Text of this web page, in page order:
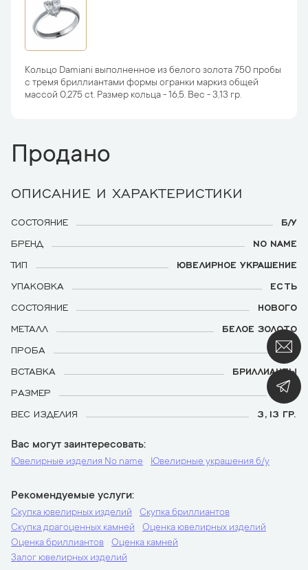
Кольцо Damiani выполненное из белого золота 750 пробы
с тремя бриллиантами формы огранки маркиз общей
массой 0,275 ct. Размер кольца - 16,5. Вес - 3,13 гр.
Продано
ОПИСАНИЕ И ХАРАКТЕРИСТИКИ
СОСТОЯНИЕ
Б/У
БРЕНД
NO NAME
ТИП
ЮВЕЛИРНОЕ УКРАШЕНИЕ
УПАКОВКА
ЕСТЬ
СОСТОЯНИЕ
НОВОГО
МЕТАЛЛ
БЕЛОЕ ЗОЛОТО
ПРОБА
750
ВСТАВКА
БРИЛЛИАНТЫ
РАЗМЕР
16,5
ВЕС ИЗДЕЛИЯ
3,13 ГР.
Вас могут заинтересовать
Ювелирные изделия No name Ювелирные украшения б/у
Рекомендуемые услуги
Скупка ювелирных изделий
Скупка бриллиантов
Скупка драгоценных камней
Оценка ювелирных изделий
Оценка бриллиантов
Оценка камней
Залог ювелирных изделий